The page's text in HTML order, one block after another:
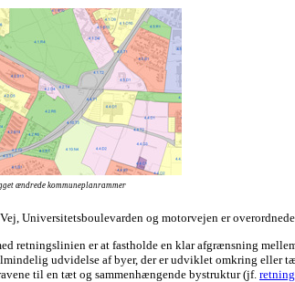
ændrede kommuneplanrammer
Universitetsboulevarden og motorvejen er
retningslinien er at fastholde en klar afgrænsning
udvidelse af byer, der er udviklet omkring eller
til en tæt og sammenhængende bystruktur (jf.